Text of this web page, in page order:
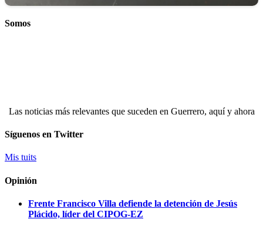
Somos
Las noticias más relevantes que suceden en Guerrero, aquí y ahora
Síguenos en Twitter
Mis tuits
Opinión
Frente Francisco Villa defiende la detención de Jesús
Plácido, líder del CIPOG-EZ